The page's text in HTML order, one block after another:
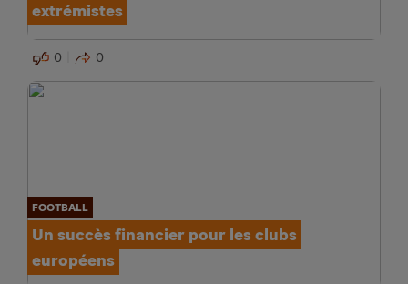
extrémistes
0 0
FOOTBALL
Un succès financier pour les clubs
européens